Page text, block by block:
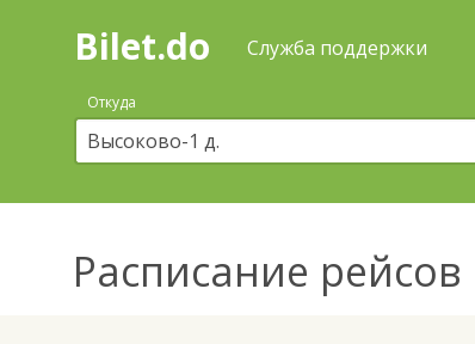
Поиск
покупка
билетов
автобус
онлайн
Bilet.do Служба поддержки
Откуда
Расписание рейсов